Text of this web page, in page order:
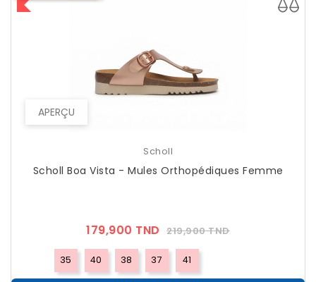
APERÇU
Scholl
Scholl Boa Vista - Mules Orthopédiques Femme
179,900 TND Prix
Public
219,900 TNDPrix
35 40 38 37 41